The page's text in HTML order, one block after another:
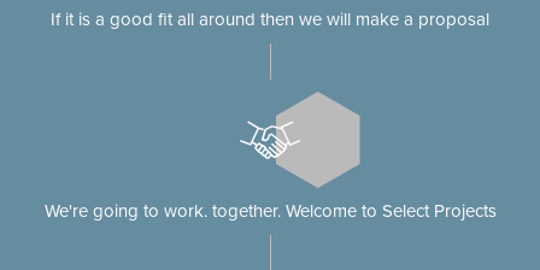
If it is a good fit all around then we will make a proposal
We're going to work. together. Welcome to Select Projects